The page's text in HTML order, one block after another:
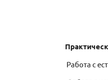
Работа с